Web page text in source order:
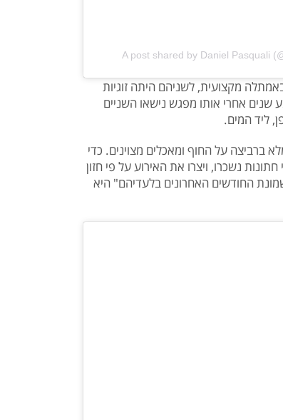
A post shared by Daniel Pasquali
מקצועית, לשניהם היתה זוגיות
אחרי אותו מפגש נישאו השניים
ליד המים.
ברביצה על החוף ומאכלים מצוינים. כדי
נשכרו, ויצרו את האירוע על פי חזון
החודשים האחרונים בלעדיהם" היא